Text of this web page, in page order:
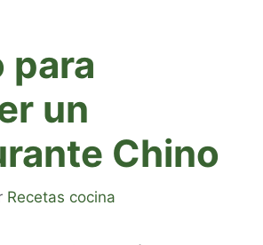
para
un
Chino
Recetas cocina